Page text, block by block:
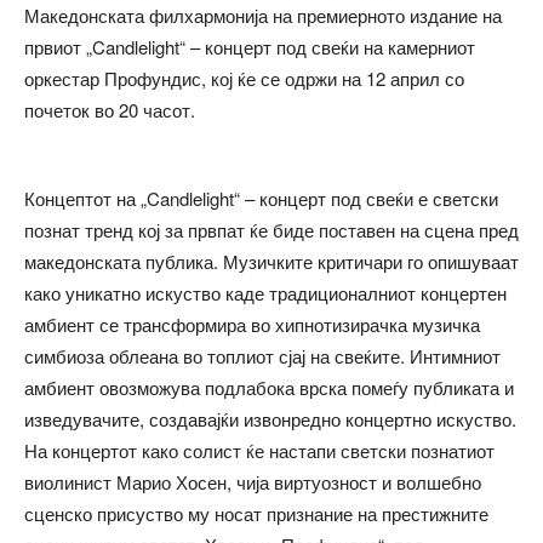
Македонската филхармонија на премиерното издание на
првиот „Candlelight“ – концерт под свеќи на камерниот
оркестар Профундис, кој ќе се одржи на 12 април со
почеток во 20 часот.
Концептот на „Candlelight“ – концерт под свеќи е светски
познат тренд кој за првпат ќе биде поставен на сцена пред
македонската публика. Музичките критичари го опишуваат
како уникатно искуство каде традиционалниот концертен
амбиент се трансформира во хипнотизирачка музичка
симбиоза облеана во топлиот сјај на свеќите. Интимниот
амбиент овозможува подлабока врска помеѓу публиката и
изведувачите, создавајќи извонредно концертно искуство.
На концертот како солист ќе настапи светски познатиот
виолинист Марио Хосен, чија виртуозност и волшебно
сценско присуство му носат признание на престижните